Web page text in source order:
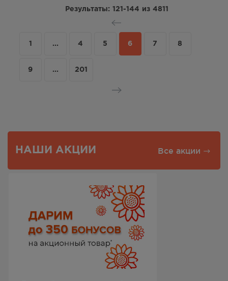
Результаты: 121-144 из 4811
1 ... 4 5 6 7 8
9 ... 201
НАШИ АКЦИИ Все акции